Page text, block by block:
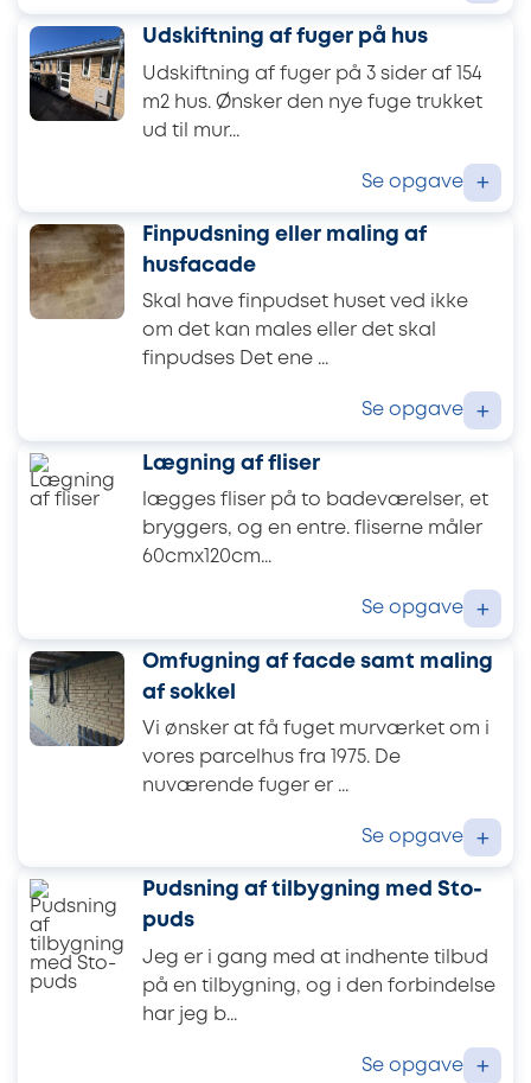
Udskiftning af fuger på hus
Udskiftning af fuger på 3 sider af 154
m2 hus. Ønsker den nye fuge trukket
ud til mur...
Se opgave +
Finpudsning eller maling af
husfacade
Skal have finpudset huset ved ikke
om det kan males eller det skal
finpudses Det ene ...
Se opgave +
Lægning af fliser
lægges fliser på to badeværelser, et
bryggers, og en entre. fliserne måler
60cmx120cm...
Se opgave +
Omfugning af facde samt maling
af sokkel
Vi ønsker at få fuget murværket om i
vores parcelhus fra 1975. De
nuværende fuger er ...
Se opgave +
Pudsning af tilbygning med Sto-
puds
Jeg er i gang med at indhente tilbud
på en tilbygning, og i den forbindelse
har jeg b...
Se opgave +